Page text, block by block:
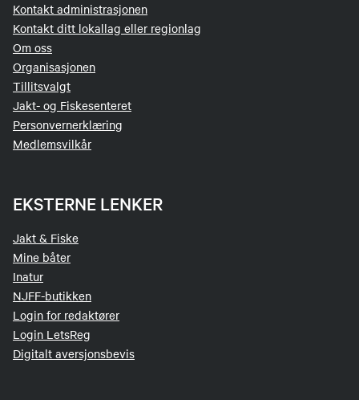
Kontakt administrasjonen
Kontakt ditt lokallag eller regionlag
Om oss
Organisasjonen
Tillitsvalgt
Jakt- og Fiskesenteret
Personvernerklæring
Medlemsvilkår
EKSTERNE LENKER
Jakt & Fiske
Mine båter
Inatur
NJFF-butikken
Login for redaktører
Login LetsReg
Digitalt aversjonsbevis